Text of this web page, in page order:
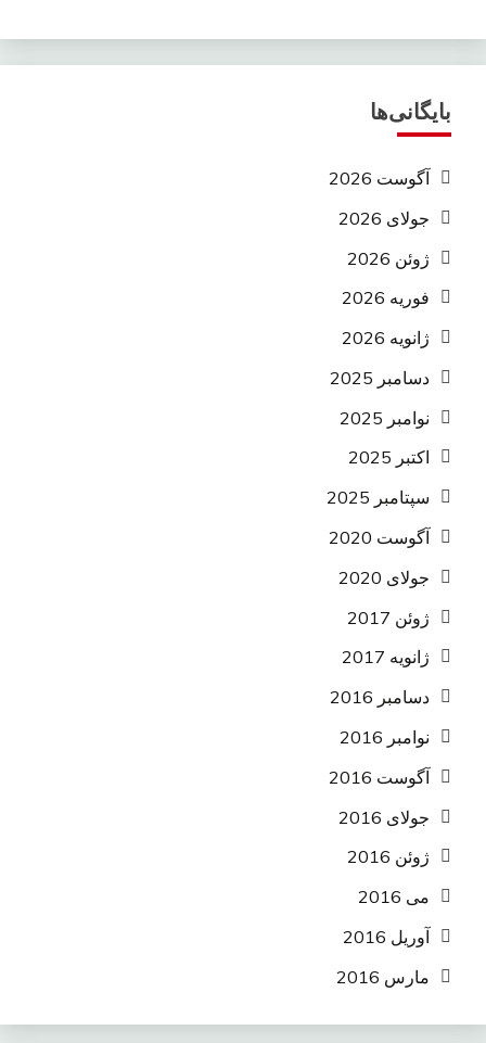
بایگانی‌ها
آگوست 2026
جولای 2026
ژوئن 2026
فوریه 2026
ژانویه 2026
دسامبر 2025
نوامبر 2025
اکتبر 2025
سپتامبر 2025
آگوست 2020
جولای 2020
ژوئن 2017
ژانویه 2017
دسامبر 2016
نوامبر 2016
آگوست 2016
جولای 2016
ژوئن 2016
می 2016
آوریل 2016
مارس 2016